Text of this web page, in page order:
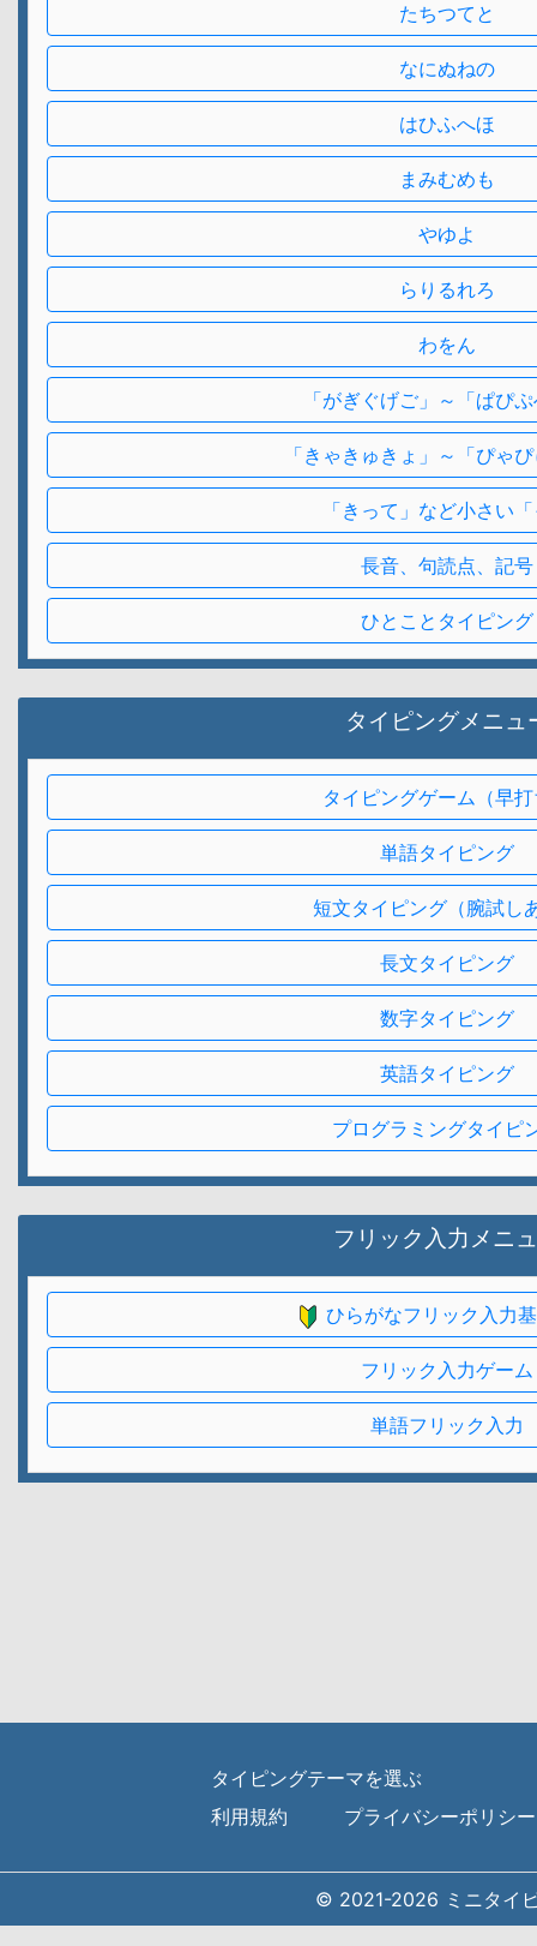
たちつてと
なにぬねの
はひふへほ
まみむめも
やゆよ
らりるれろ
わをん
「がぎぐげご」～「ぱぴ
「きゃきゅきょ」～「ぴゃ
「きって」など小さい
長音、句読点、記号
ひとことタイピング
タイピングメニュ
タイピングゲーム（早
単語タイピング
短文タイピング（腕試し
長文タイピング
数字タイピング
英語タイピング
プログラミングタイピ
フリック入力メニ
ひらがなフリック入力
フリック入力ゲーム
単語フリック入力
タイピングテーマを選ぶ
利用規約
プライバシーポリシー
© 2021-2026 ミニタイ